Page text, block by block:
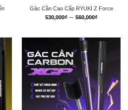
Gác Cần Cao Cấp RYUKI Z Force
530,000₫ – 560,000₫Khoảng
530,000₫
đến
560,000₫